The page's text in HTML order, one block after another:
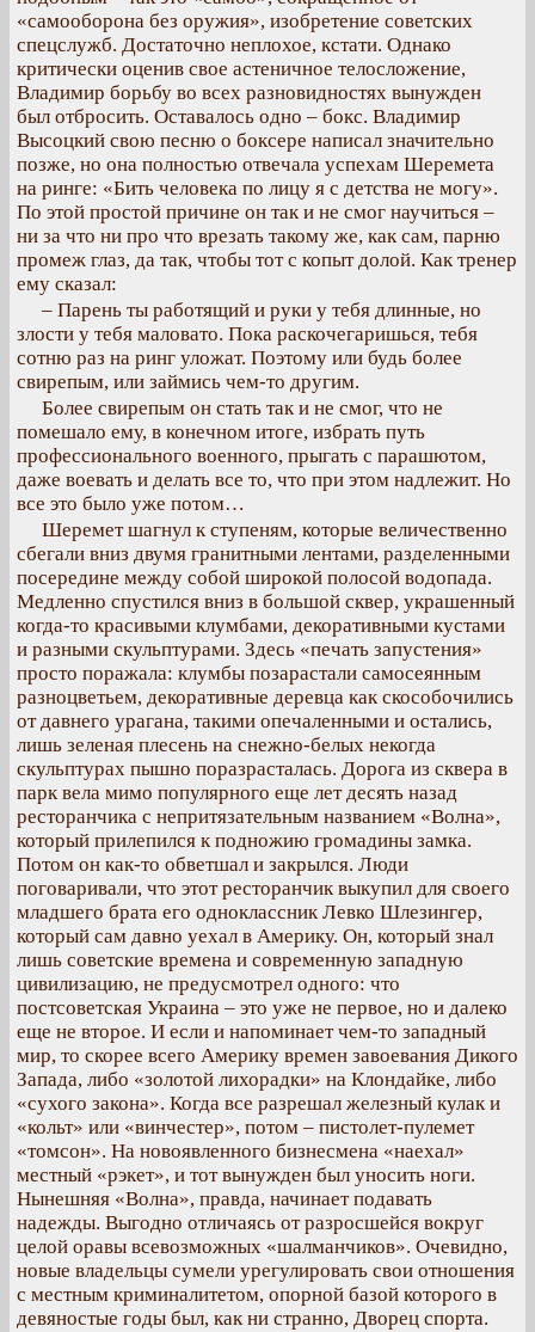
«самооборона без оружия», изобретение советских
спецслужб. Достаточно неплохое, кстати. Однако
критически оценив свое астеничное телосложение,
Владимир борьбу во всех разновидностях вынужден
был отбросить. Оставалось одно – бокс. Владимир
Высоцкий свою песню о боксере написал значительно
позже, но она полностью отвечала успехам Шеремета
на ринге: «Бить человека по лицу я с детства не могу».
По этой простой причине он так и не смог научиться –
ни за что ни про что врезать такому же, как сам, парню
промеж глаз, да так, чтобы тот с копыт долой. Как тренер
ему сказал:
– Парень ты работящий и руки у тебя длинные, но
злости у тебя маловато. Пока раскочегаришься, тебя
сотню раз на ринг уложат. Поэтому или будь более
свирепым, или займись чем-то другим.
Более свирепым он стать так и не смог, что не
помешало ему, в конечном итоге, избрать путь
профессионального военного, прыгать с парашютом,
даже воевать и делать все то, что при этом надлежит. Но
все это было уже потом…
Шеремет шагнул к ступеням, которые величественно
сбегали вниз двумя гранитными лентами, разделенными
посередине между собой широкой полосой водопада.
Медленно спустился вниз в большой сквер, украшенный
когда-то красивыми клумбами, декоративными кустами
и разными скульптурами. Здесь «печать запустения»
просто поражала: клумбы позарастали самосеянным
разноцветьем, декоративные деревца как скособочились
от давнего урагана, такими опечаленными и остались,
лишь зеленая плесень на снежно-белых некогда
скульптурах пышно поразрасталась. Дорога из сквера в
парк вела мимо популярного еще лет десять назад
ресторанчика с непритязательным названием «Волна»,
который прилепился к подножию громадины замка.
Потом он как-то обветшал и закрылся. Люди
поговаривали, что этот ресторанчик выкупил для своего
младшего брата его одноклассник Левко Шлезингер,
который сам давно уехал в Америку. Он, который знал
лишь советские времена и современную западную
цивилизацию, не предусмотрел одного: что
постсоветская Украина – это уже не первое, но и далеко
еще не второе. И если и напоминает чем-то западный
мир, то скорее всего Америку времен завоевания Дикого
Запада, либо «золотой лихорадки» на Клондайке, либо
«сухого закона». Когда все разрешал железный кулак и
«кольт» или «винчестер», потом – пистолет-пулемет
«томсон». На новоявленного бизнесмена «наехал»
местный «рэкет», и тот вынужден был уносить ноги.
Нынешняя «Волна», правда, начинает подавать
надежды. Выгодно отличаясь от разросшейся вокруг
целой оравы всевозможных «шалманчиков». Очевидно,
новые владельцы сумели урегулировать свои отношения
с местным криминалитетом, опорной базой которого в
девяностые годы был, как ни странно, Дворец спорта.